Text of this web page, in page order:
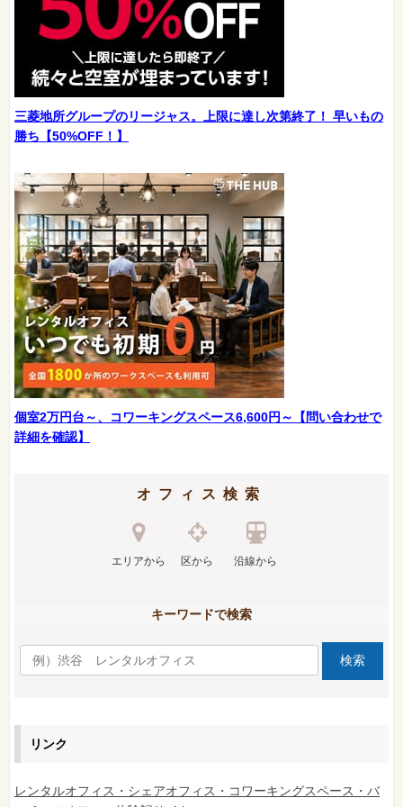
三菱地所グループのリージャス。上限に達し次第終了！ 早いもの
勝ち【50%OFF！】
個室2万円台～、コワーキングスペース6,600円～【問い合わせで
詳細を確認】
オフィス検索
エリアから 区から 沿線から
キーワードで検索
リンク
レンタルオフィス・シェアオフィス・コワーキングスペース・バ